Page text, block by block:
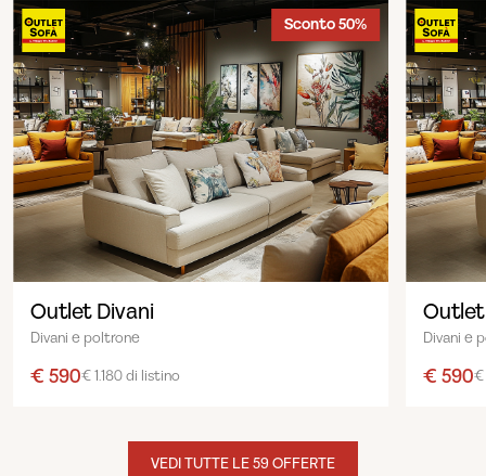
Sconto 50%
Outlet Divani
Divani e poltrone
€ 590€ 1.180 di listino
Divani e
€ 590€
VEDI TUTTE LE 59 OFFERTE